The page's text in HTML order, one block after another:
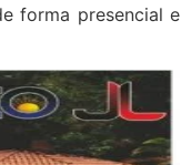
forma presencial e